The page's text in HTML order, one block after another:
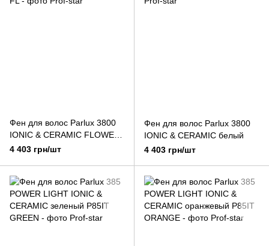
Фен для волос Parlux 3800
IONIC & CERAMIC FLOWER
зеленый
4 403 грн/шт
Фен для волос Parlux 3800
IONIC & CERAMIC белый
4 403 грн/шт